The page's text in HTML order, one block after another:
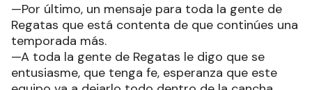
—Por último, un mensaje para toda la gente de
Regatas que está contenta de que continúes una
temporada más.
—A toda la gente de Regatas le digo que se
entusiasme, que tenga fe, esperanza que este